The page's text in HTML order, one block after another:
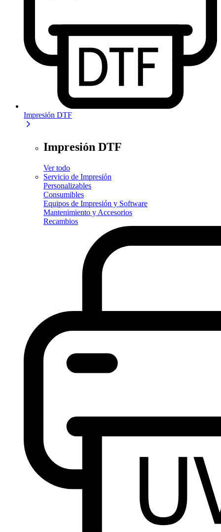
Impresión DTF
Impresión DTF
Ver todo
Servicio de Impresión
Personalizables
Consumibles
Equipos de Impresión y Software
Mantenimiento y Accesorios
Recambios